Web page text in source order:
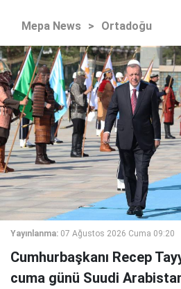
Mepa News > Ortadoğu
Yayınlanma: 07 Ağustos 2026 Cuma 09:20
Cumhurbaşkanı Recep
cuma günü Suudi